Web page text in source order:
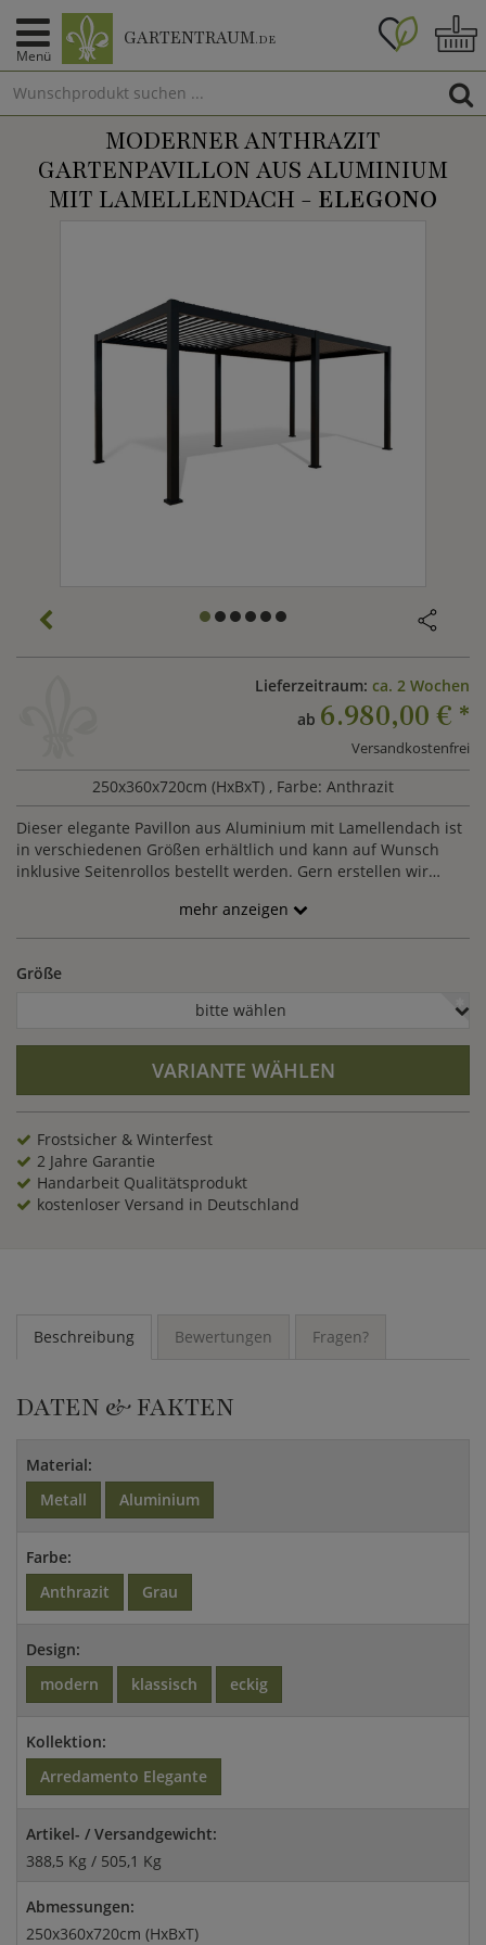
Menü
GARTENTRAUM.DE
MODERNER ANTHRAZIT
GARTENPAVILLON AUS ALUMINIUM
MIT LAMELLENDACH - ELEGONO
Lieferzeitraum: ca. 2 Wochen
ab 6.980,00 € *
Versandkostenfrei
250x360x720cm (HxBxT) , Farbe: Anthrazit
Dieser elegante Pavillon aus Aluminium mit Lamellendach ist
in verschiedenen Größen erhältlich und kann auf Wunsch
inklusive Seitenrollos bestellt werden. Gern erstellen wir
mehr anzeigen
Größe
bitte wählen
VARIANTE WÄHLEN
Frostsicher & Winterfest
2 Jahre Garantie
Handarbeit Qualitätsprodukt
kostenloser Versand in Deutschland
Beschreibung Bewertungen Fragen?
DATEN & FAKTEN
Material:
Metall
Aluminium
Farbe:
Anthrazit
Grau
Design:
modern
klassisch eckig
Kollektion:
Arredamento Elegante
Artikel- / Versandgewicht:
388,5 Kg / 505,1 Kg
Abmessungen:
250x360x720cm (HxBxT)